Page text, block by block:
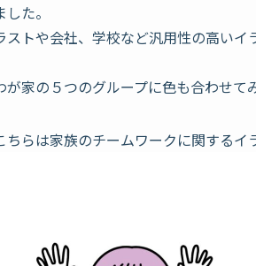
た。
ストや会社、学校など汎用性の高い
が家の５つのグループに色も合わせて
ちらは家族のチームワークに関するイ